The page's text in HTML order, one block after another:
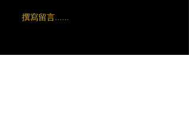
撰寫留言......